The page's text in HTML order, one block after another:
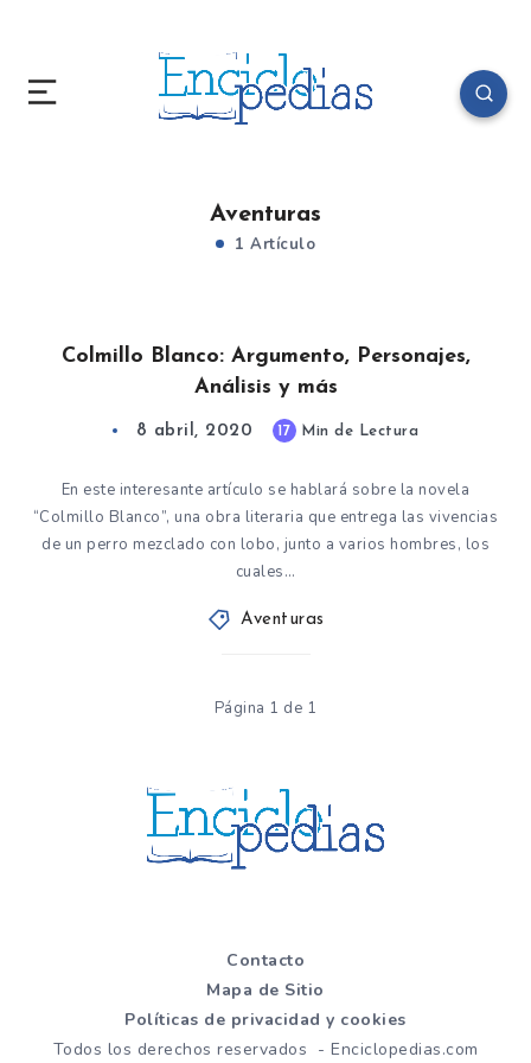
Aventuras
1 Artículo
Colmillo Blanco: Argumento, Personajes,
Análisis y más
8 abril, 2020 17 Min de Lectura
En este interesante artículo se hablará sobre la novela
“Colmillo Blanco”, una obra literaria que entrega las vivencias
de un perro mezclado con lobo, junto a varios hombres, los
cuales…
Aventuras
Página 1 de 1
Contacto
Mapa de Sitio
Políticas de privacidad y cookies
Todos los derechos reservados - Enciclopedias.com